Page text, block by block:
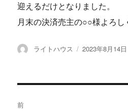
迎えるだけとなりました。
月末の決済売主の○○様よろし
投
ライトハウス
投
2023年8月14日
前